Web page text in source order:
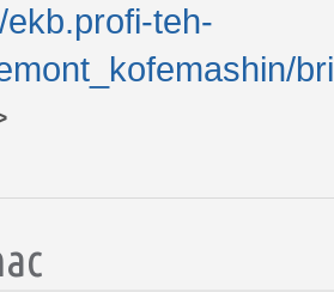
ekb.profi-teh-